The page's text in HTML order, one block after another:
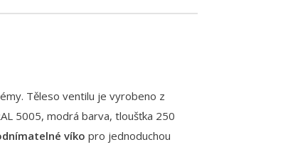
Těleso ventilu je vyrobeno z
5005, modrá barva, tloušťka 250
víko pro jednoduchou